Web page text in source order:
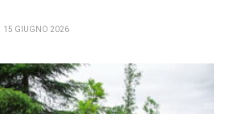
15 GIUGNO 2026